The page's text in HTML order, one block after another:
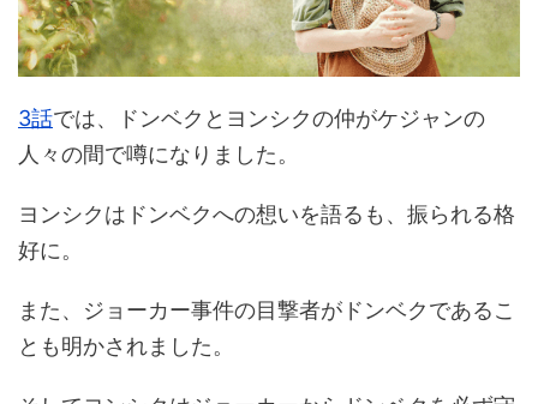
3話では、ドンベクとヨンシクの仲がケジャンの
人々の間で噂になりました。
ヨンシクはドンベクへの想いを語るも、振られる格
好に。
また、ジョーカー事件の目撃者がドンベクであるこ
とも明かされました。